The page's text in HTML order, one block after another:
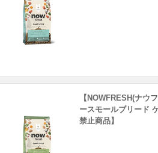
【NOWFRESH(ナウ
ースモールブリード
禁止商品】